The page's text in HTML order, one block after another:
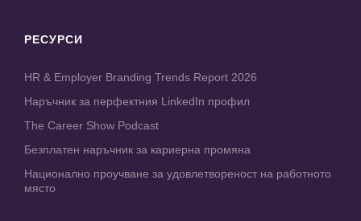
РЕСУРСИ
HR & Employer Branding Trends Report 2026
Наръчник за перфектния LinkedIn профил
The Career Show Podcast
Безплатен наръчник за кариерна промяна
Национално проучване за удовлетвореност на работното
място